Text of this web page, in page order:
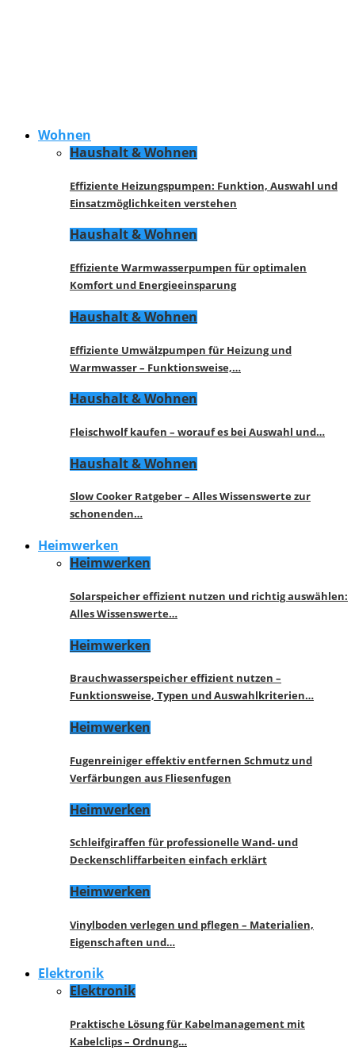
Wohnen
Haushalt & Wohnen
Effiziente Heizungspumpen: Funktion, Auswahl und
Einsatzmöglichkeiten verstehen
Haushalt & Wohnen
Effiziente Warmwasserpumpen für optimalen
Komfort und Energieeinsparung
Haushalt & Wohnen
Effiziente Umwälzpumpen für Heizung und
Warmwasser – Funktionsweise,…
Haushalt & Wohnen
Fleischwolf kaufen – worauf es bei Auswahl und…
Haushalt & Wohnen
Slow Cooker Ratgeber – Alles Wissenswerte zur
schonenden…
Heimwerken
Heimwerken
Solarspeicher effizient nutzen und richtig auswählen:
Alles Wissenswerte…
Heimwerken
Brauchwasserspeicher effizient nutzen –
Funktionsweise, Typen und Auswahlkriterien…
Heimwerken
Fugenreiniger effektiv entfernen Schmutz und
Verfärbungen aus Fliesenfugen
Heimwerken
Schleifgiraffen für professionelle Wand- und
Deckenschliffarbeiten einfach erklärt
Heimwerken
Vinylboden verlegen und pflegen – Materialien,
Eigenschaften und…
Elektronik
Elektronik
Praktische Lösung für Kabelmanagement mit
Kabelclips – Ordnung…